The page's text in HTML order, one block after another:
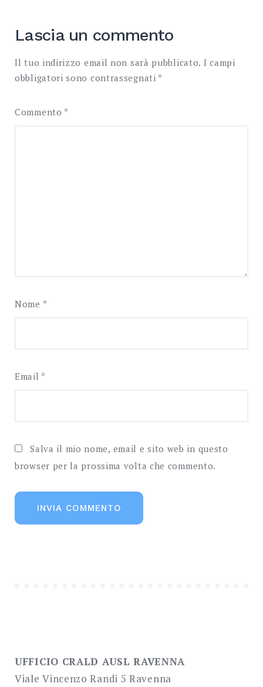
Lascia un commento
Il tuo indirizzo email non sarà pubblicato. I campi
obbligatori sono contrassegnati *
Commento *
Nome *
Email *
Salva il mio nome, email e sito web in questo
browser per la prossima volta che commento.
UFFICIO CRALD AUSL RAVENNA
Viale Vincenzo Randi 5 Ravenna